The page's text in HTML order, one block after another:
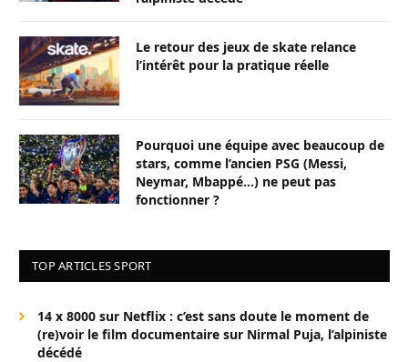
Le retour des jeux de skate relance
l’intérêt pour la pratique réelle
Pourquoi une équipe avec beaucoup de
stars, comme l’ancien PSG (Messi,
Neymar, Mbappé…) ne peut pas
fonctionner ?
TOP ARTICLES SPORT
14 x 8000 sur Netflix : c’est sans doute le moment de
(re)voir le film documentaire sur Nirmal Puja, l’alpiniste
décédé